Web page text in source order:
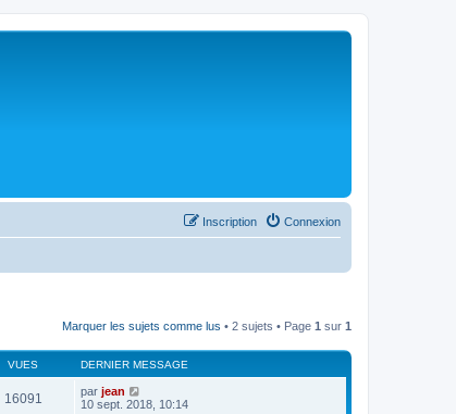
Connexion
Inscription
Marquer les sujets comme lus • 2 sujets • Page 1 sur 1
VUES DERNIER MESSAGE
16091 par jean
10 sept. 2018, 10:14